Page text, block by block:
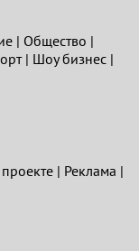
| Общество |
| Шоу бизнес|
| Реклама |